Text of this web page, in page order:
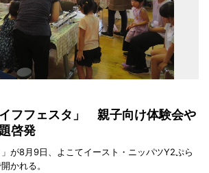
フフェスタ」 親子向け体験会や
啓発
」が8月9日、よこてイースト・ニッパツY2ぷら
かれる。